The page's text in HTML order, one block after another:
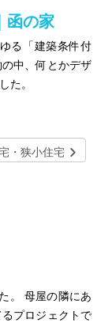
函の家
る「建築条件付
中、何とかデザ
た。
・狭小住宅
。 母屋の隣にあ
プロジェクトで